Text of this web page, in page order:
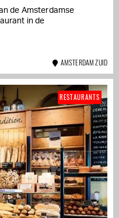
de Amsterdamse
in de
AMSTERDAM ZUID
RESTAURANTS